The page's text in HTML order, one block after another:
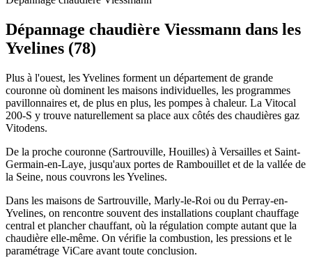
Dépannage chaudière Viessmann dans les
Yvelines (78)
Plus à l'ouest, les Yvelines forment un département de grande
couronne où dominent les maisons individuelles, les programmes
pavillonnaires et, de plus en plus, les pompes à chaleur. La Vitocal
200-S y trouve naturellement sa place aux côtés des chaudières gaz
Vitodens.
De la proche couronne (Sartrouville, Houilles) à Versailles et Saint-
Germain-en-Laye, jusqu'aux portes de Rambouillet et de la vallée de
la Seine, nous couvrons les Yvelines.
Dans les maisons de Sartrouville, Marly-le-Roi ou du Perray-en-
Yvelines, on rencontre souvent des installations couplant chauffage
central et plancher chauffant, où la régulation compte autant que la
chaudière elle-même. On vérifie la combustion, les pressions et le
paramétrage ViCare avant toute conclusion.